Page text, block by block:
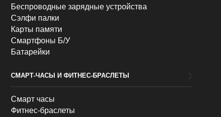
Беспроводные зарядные устройства
Сэлфи палки
Карты памяти
Смартфоны Б/У
Батарейки
СМАРТ-ЧАСЫ И ФИТНЕС-БРАСЛЕТЫ
Смарт часы
Фитнес-браслеты